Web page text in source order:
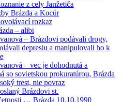
z cely Janžetiča
Brázda a Kocúr
rozkaz
– alibi
– Brázdovi podávali drogy,
depresiu a manipulovali ho k
– vec je dohodnutá a
so sovietskou prokuratúrou, Brázda
trest, nie povraz
Brázdovi st.
… Brázda 10.10.1990